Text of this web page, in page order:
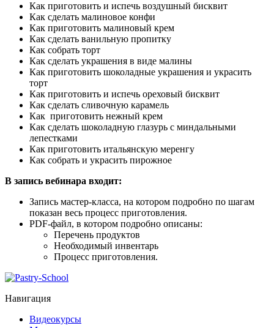
Как приготовить и испечь воздушный бисквит
Как сделать малиновое конфи
Как приготовить малиновый крем
Как сделать ванильную пропитку
Как собрать торт
Как сделать украшения в виде малины
Как приготовить шоколадные украшения и украсить
торт
Как приготовить и испечь ореховый бисквит
Как сделать сливочную карамель
Как приготовить нежный крем
Как сделать шоколадную глазурь с миндальными
лепестками
Как приготовить итальянскую меренгу
Как собрать и украсить пирожное
В запись вебинара входит:
Запись мастер-класса, на котором подробно по шагам
показан весь процесс приготовления.
PDF-файл, в котором подробно описаны:
Перечень продуктов
Необходимый инвентарь
Процесс приготовления.
Навигация
Видеокурсы